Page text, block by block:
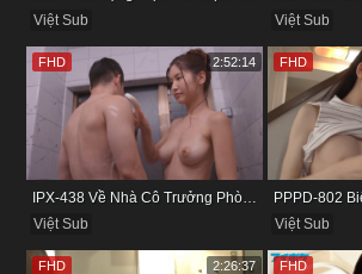
Việt Sub
Việt Sub
Việt Sub
FHD 2:52:14
Việt Sub
FHD
FHD 2:26:37 FHD